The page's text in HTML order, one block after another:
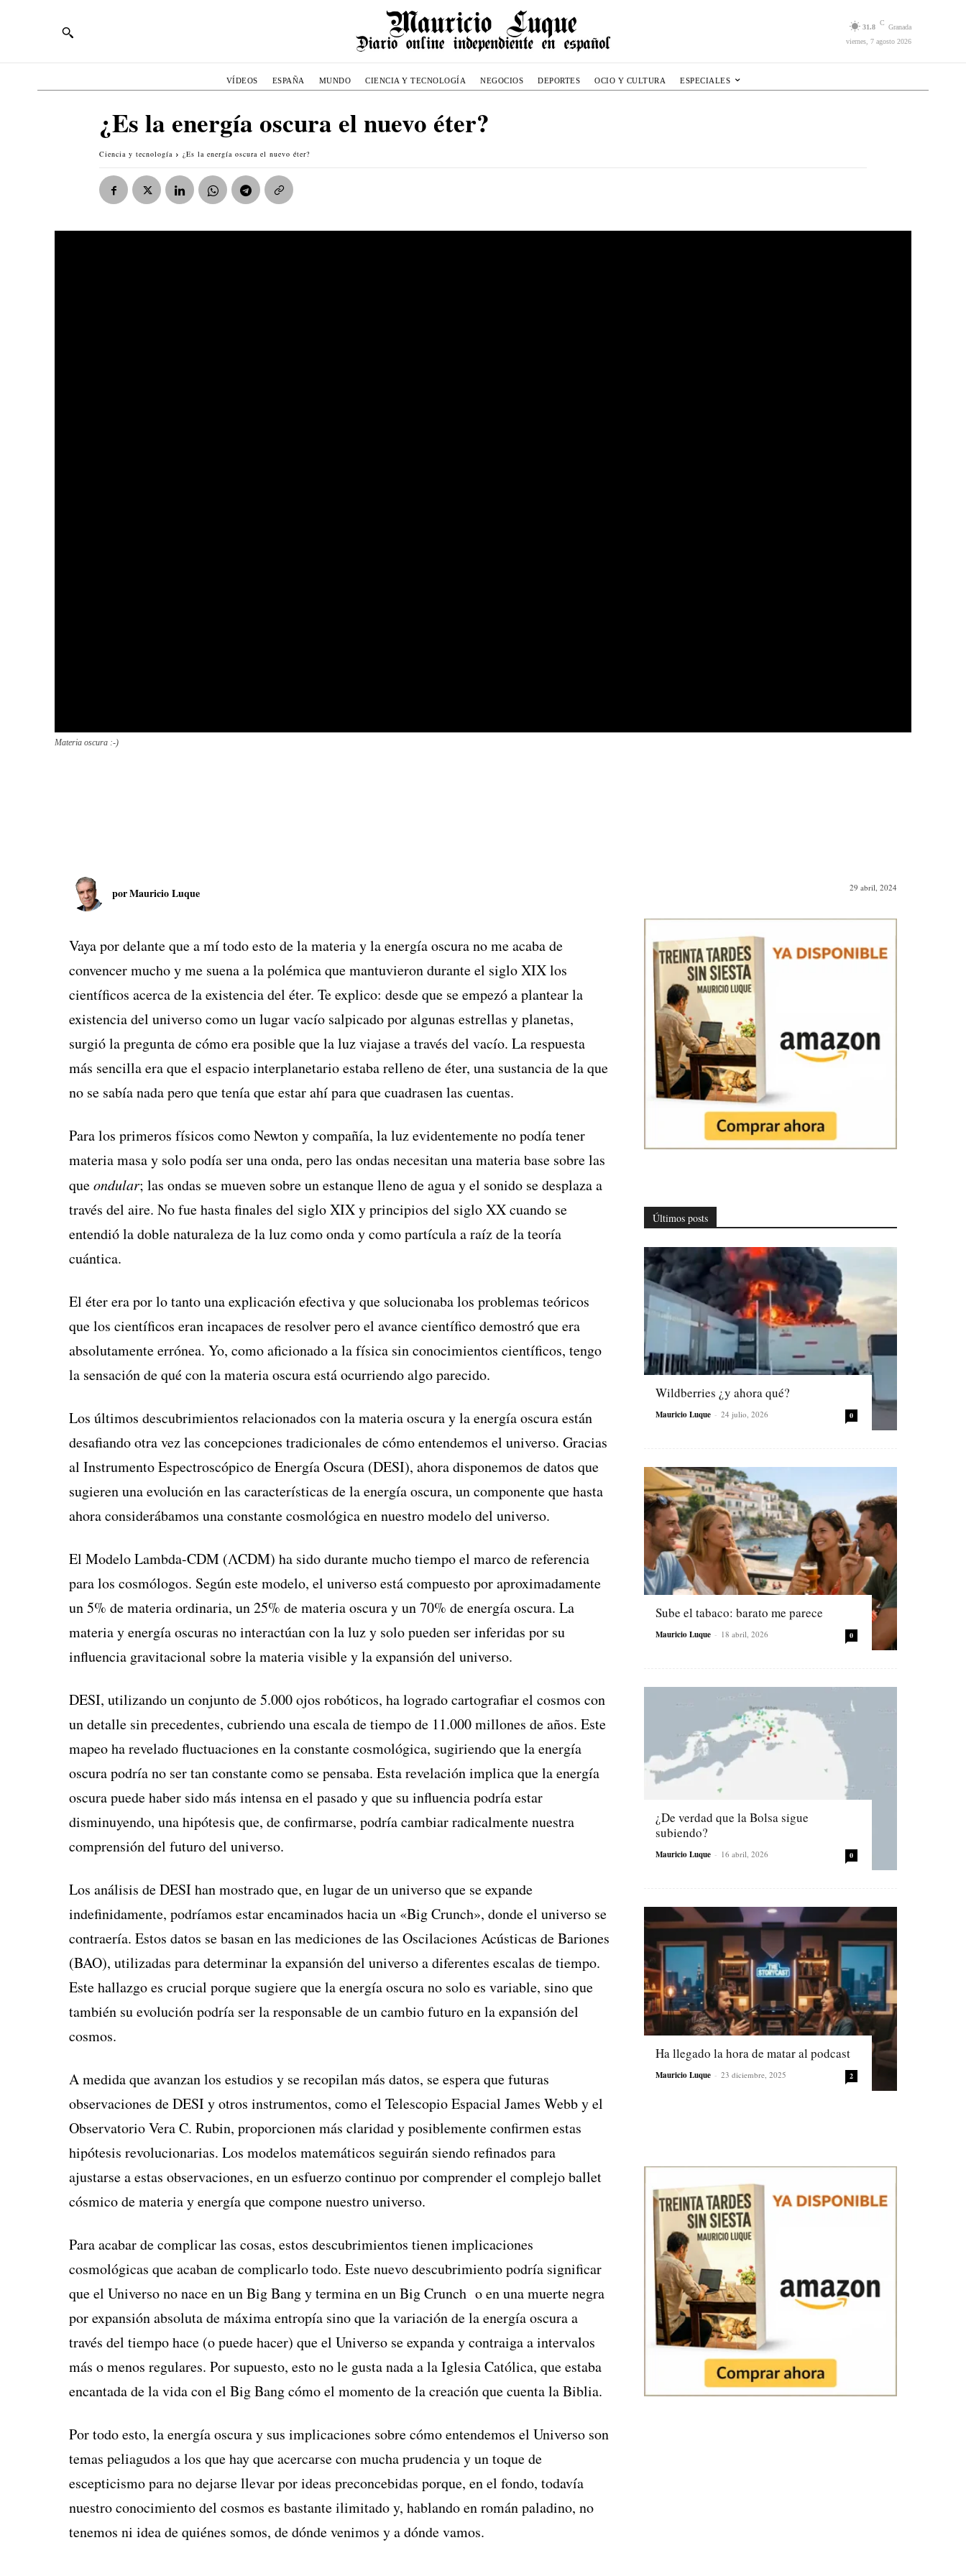
31.8
C
Granada
viernes, 7 agosto 2026
VÍDEOS ESPAÑA MUNDO CIENCIA Y TECNOLOGÍA NEGOCIOS DEPORTES OCIO Y CULTURA ESPECIALES
¿Es la energía oscura el nuevo éter?
Ciencia y tecnología ¿Es la energía oscura el nuevo éter?
Materia oscura :-)
porMauricio Luque 29 abril, 2024
Vaya por delante que a mí todo esto de la materia y la energía oscura no me acaba de
convencer mucho y me suena a la polémica que mantuvieron durante el siglo XIX los
científicos acerca de la existencia del éter. Te explico: desde que se empezó a plantear la
existencia del universo como un lugar vacío salpicado por algunas estrellas y planetas,
surgió la pregunta de cómo era posible que la luz viajase a través del vacío. La respuesta
más sencilla era que el espacio interplanetario estaba relleno de éter, una sustancia de la que
no se sabía nada pero que tenía que estar ahí para que cuadrasen las cuentas.
Para los primeros físicos como Newton y compañía, la luz evidentemente no podía tener
materia masa y solo podía ser una onda, pero las ondas necesitan una materia base sobre las
queondular; las ondas se mueven sobre un estanque lleno de agua y el sonido se desplaza a
través del aire. No fue hasta finales del siglo XIX y principios del siglo XX cuando se
entendió la doble naturaleza de la luz como onda y como partícula a raíz de la teoría
cuántica.
El éter era por lo tanto una explicación efectiva y que solucionaba los problemas teóricos
que los científicos eran incapaces de resolver pero el avance científico demostró que era
absolutamente errónea. Yo, como aficionado a la física sin conocimientos científicos, tengo
la sensación de qué con la materia oscura está ocurriendo algo parecido.
Los últimos descubrimientos relacionados con la materia oscura y la energía oscura están
desafiando otra vez las concepciones tradicionales de cómo entendemos el universo. Gracias
al Instrumento Espectroscópico de Energía Oscura (DESI), ahora disponemos de datos que
sugieren una evolución en las características de la energía oscura, un componente que hasta
ahora considerábamos una constante cosmológica en nuestro modelo del universo.
El Modelo Lambda-CDM (ΛCDM) ha sido durante mucho tiempo el marco de referencia
para los cosmólogos. Según este modelo, el universo está compuesto por aproximadamente
un 5% de materia ordinaria, un 25% de materia oscura y un 70% de energía oscura. La
materia y energía oscuras no interactúan con la luz y solo pueden ser inferidas por su
influencia gravitacional sobre la materia visible y la expansión del universo.
DESI, utilizando un conjunto de 5.000 ojos robóticos, ha logrado cartografiar el cosmos con
un detalle sin precedentes, cubriendo una escala de tiempo de 11.000 millones de años. Este
mapeo ha revelado fluctuaciones en la constante cosmológica, sugiriendo que la energía
oscura podría no ser tan constante como se pensaba. Esta revelación implica que la energía
oscura puede haber sido más intensa en el pasado y que su influencia podría estar
disminuyendo, una hipótesis que, de confirmarse, podría cambiar radicalmente nuestra
comprensión del futuro del universo.
Los análisis de DESI han mostrado que, en lugar de un universo que se expande
indefinidamente, podríamos estar encaminados hacia un «Big Crunch», donde el universo se
contraería. Estos datos se basan en las mediciones de las Oscilaciones Acústicas de Bariones
(BAO), utilizadas para determinar la expansión del universo a diferentes escalas de tiempo.
Este hallazgo es crucial porque sugiere que la energía oscura no solo es variable, sino que
también su evolución podría ser la responsable de un cambio futuro en la expansión del
cosmos.
A medida que avanzan los estudios y se recopilan más datos, se espera que futuras
observaciones de DESI y otros instrumentos, como el Telescopio Espacial James Webb y el
Observatorio Vera C. Rubin, proporcionen más claridad y posiblemente confirmen estas
hipótesis revolucionarias. Los modelos matemáticos seguirán siendo refinados para
ajustarse a estas observaciones, en un esfuerzo continuo por comprender el complejo ballet
cósmico de materia y energía que compone nuestro universo.
Para acabar de complicar las cosas, estos descubrimientos tienen implicaciones
cosmológicas que acaban de complicarlo todo. Este nuevo descubrimiento podría significar
que el Universo no nace en un Big Bang y termina en un Big Crunch o en una muerte negra
por expansión absoluta de máxima entropía sino que la variación de la energía oscura a
través del tiempo hace (o puede hacer) que el Universo se expanda y contraiga a intervalos
más o menos regulares. Por supuesto, esto no le gusta nada a la Iglesia Católica, que estaba
encantada de la vida con el Big Bang cómo el momento de la creación que cuenta la Biblia.
Por todo esto, la energía oscura y sus implicaciones sobre cómo entendemos el Universo son
temas peliagudos a los que hay que acercarse con mucha prudencia y un toque de
escepticismo para no dejarse llevar por ideas preconcebidas porque, en el fondo, todavía
nuestro conocimiento del cosmos es bastante ilimitado y, hablando en román paladino, no
tenemos ni idea de quiénes somos, de dónde venimos y a dónde vamos.
Últimos posts
Wildberries ¿y ahora qué?
Mauricio Luque - 24 julio, 2026 0
Sube el tabaco: barato me parece
Mauricio Luque - 18 abril, 2026 0
¿De verdad que la Bolsa sigue
subiendo?
Mauricio Luque - 16 abril, 2026 0
Ha llegado la hora de matar al podcast
Mauricio Luque - 23 diciembre, 2025 2